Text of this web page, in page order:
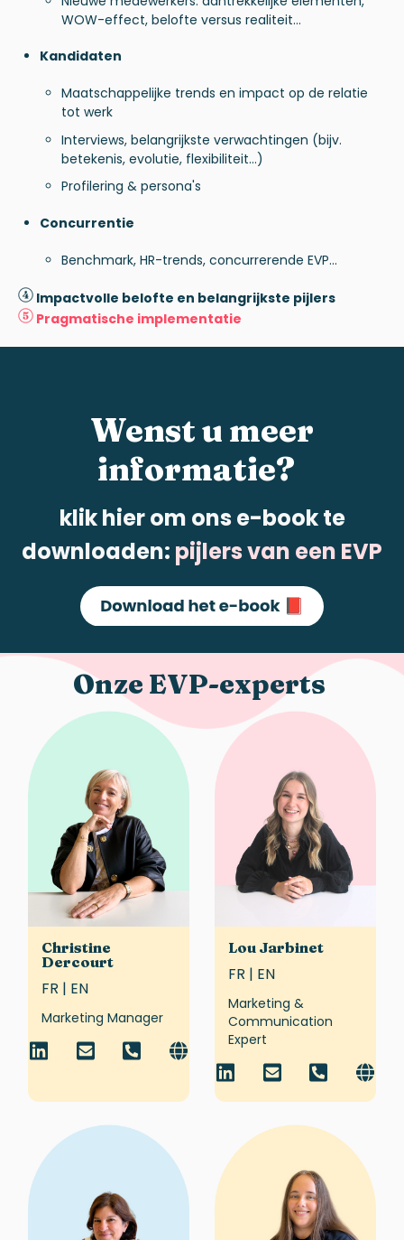
WOW-effect, belofte versus realiteit...
Kandidaten
Maatschappelijke trends en impact op de relatie
tot werk
Interviews, belangrijkste verwachtingen (bijv.
betekenis, evolutie, flexibiliteit...)
Profilering & persona's
Concurrentie
Benchmark, HR-trends, concurrerende EVP...
Impactvolle belofte en belangrijkste pijlers
Pragmatische implementatie
Wenstu meer
informatie?
klik hier om ons e-book te
downloaden: pijlers van een EVP
Onze EVP-experts
Christine
Dercourt
FR | EN
Marketing Manager
Lou Jarbinet
FR | EN
Marketing &
Communication
Expert